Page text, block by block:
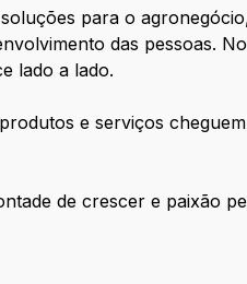
para o
das pessoas.
lado a lado.
e serviços
de crescer e paixão